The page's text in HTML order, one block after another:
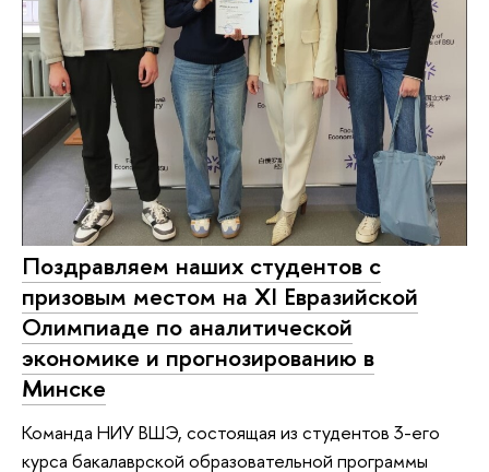
Поздравляем наших студентов с
призовым местом на XI Евразийской
Олимпиаде по аналитической
экономике и прогнозированию в
Минске
Команда НИУ ВШЭ, состоящая из студентов 3-его
курса бакалаврской образовательной программы